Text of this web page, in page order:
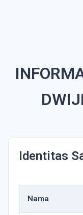
Identitas
Nama